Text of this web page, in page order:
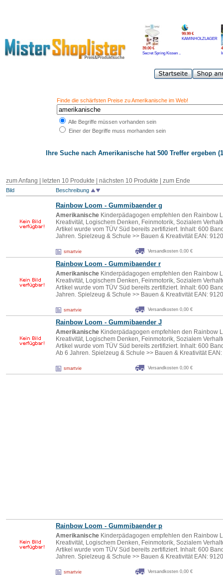
39.00 €
Secret Spring Kissen ..
99.99 €
KAMINHOLZLAGER
Finde die schärfsten Preise zu Amerikanische im Web!
Alle Begriffe müssen vorhanden sein
Einer der Begriffe muss morhanden sein
Ihre Suche nach Amerikanische hat 500 Treffer ergeben
zum Anfang letzten 10 Produkte nächsten 10 Produkte zum Ende
Bild Beschreibung
Rainbow Loom - Gummibaender g
Amerikanische Kinderpädagogen empfehlen den Rainbow
Kreativität, Logischem Denken, Feinmotorik, Sozialem
Artikel wurde vom TÜV Süd bereits zertifiziert. Inhalt: 600
Jahren. Spielzeug & Schule >> Bauen & Kreativität EAN:
smartvie Versandkosten 0,00 €
Rainbow Loom - Gummibaender r
Amerikanische Kinderpädagogen empfehlen den Rainbow
Kreativität, Logischem Denken, Feinmotorik, Sozialem
Artikel wurde vom TÜV Süd bereits zertifiziert. Inhalt: 600
Jahren. Spielzeug & Schule >> Bauen & Kreativität EAN:
smartvie Versandkosten 0,00 €
Rainbow Loom - Gummibaender J
Amerikanische Kinderpädagogen empfehlen den Rainbow
Kreativität, Logischem Denken, Feinmotorik, Sozialem
Artikel wurde vom TÜV Süd bereits zertifiziert. Inhalt: 600
Ab 6 Jahren. Spielzeug & Schule >> Bauen & Kreativität
smartvie Versandkosten 0,00 €
Rainbow Loom - Gummibaender p
Amerikanische Kinderpädagogen empfehlen den Rainbow
Kreativität, Logischem Denken, Feinmotorik, Sozialem
Artikel wurde vom TÜV Süd bereits zertifiziert. Inhalt: 600
Jahren. Spielzeug & Schule >> Bauen & Kreativität EAN:
smartvie Versandkosten 0,00 €